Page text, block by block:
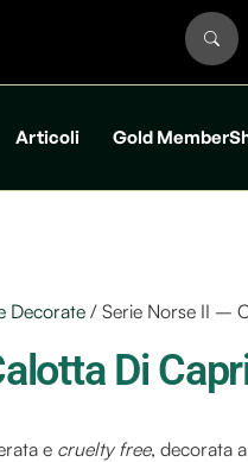
Articoli Gold
Decorate/ Serie Norse II –
Di
e cruelty free, decorata